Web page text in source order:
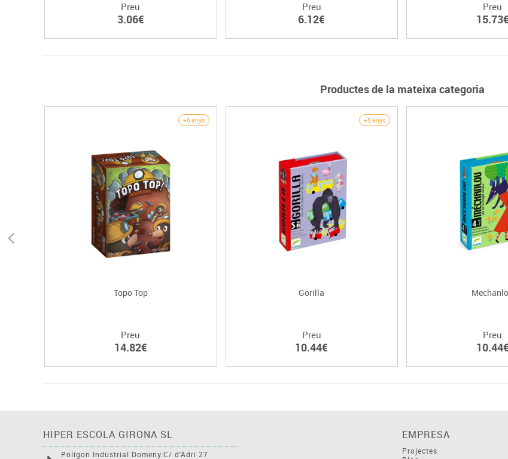
Preu
3.06€
Preu
6.12€
Preu
15.73€
Productes de la mateixa categoria
+6 anys
Topo Top
Preu
14.82€
+5 anys
Gorilla
Preu
10.44€
Preu
10.44€
HIPER ESCOLA GIRONA SL
Polígon Industrial Domeny.C/ d'Adri 27
EMPRESA
Projectes